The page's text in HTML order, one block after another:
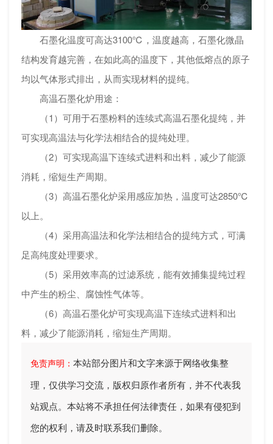
石墨化温度可高达3100℃，温度越高，石墨化微晶
结构发育越完善，在如此高的温度下，其他低熔点的原子
均以气体形式排出，从而实现材料的提纯。
高温石墨化炉用途：
（1）可用于石墨粉料的连续式高温石墨化提纯，并
可实现高温法与化学法相结合的提纯处理。
（2）可实现高温下连续式进料和出料，减少了能源
消耗，缩短生产周期。
（3）高温石墨化炉采用感应加热，温度可达2850℃
以上。
（4）采用高温法和化学法相结合的提纯方式，可满
足高纯度处理要求。
（5）采用效率高的过滤系统，能有效捕集提纯过程
中产生的粉尘、腐蚀性气体等。
（6）高温石墨化炉可实现高温下连续式进料和出
料，减少了能源消耗，缩短生产周期。
免责声明： 本站部分图片和文字来源于网络收集整
理，仅供学习交流，版权归原作者所有，并不代表我
站观点。本站将不承担任何法律责任，如果有侵犯到
您的权利，请及时联系我们删除。